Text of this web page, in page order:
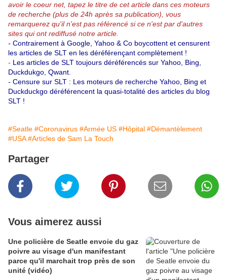
avoir le coeur net, tapez le titre de cet article dans ces moteurs
de recherche (plus de 24h après sa publication), vous
remarquerez qu'il n'est pas référencé si ce n'est par d'autres
sites qui ont rediffusé notre article.
- Contrairement à Google, Yahoo & Co boycottent et censurent
les articles de SLT en les déréférençant complètement !
- Les articles de SLT toujours déréférencés sur Yahoo, Bing,
Duckdukgo, Qwant.
- Censure sur SLT : Les moteurs de recherche Yahoo, Bing et
Duckduckgo déréférencent la quasi-totalité des articles du blog
SLT !
#Seatle #Coronavirus #Armée US #Hôpital #Démantèlement
#USA #Articles de Sam La Touch
Partager
Vous aimerez aussi
Une policière de Seatle envoie du gaz
poivre au visage d'un manifestant
parce qu'il marchait trop près de son
unité (vidéo)